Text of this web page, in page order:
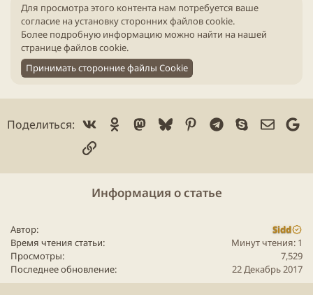
и
Для просмотра этого контента нам потребуется ваше
согласие на установку сторонних файлов cookie.
Более подробную информацию можно найти на нашей
странице файлов cookie.
Принимать сторонние файлы Cookie
Поделиться: Vk Ok Mastodon
BlueskyPinterest
Telegram
Skype
Ссылка
Информация о статье
Автор
Sidd
Время чтения статьи
Минут чтения: 1
Просмотры
7,529
Последнее обновление
22 Декабрь 2017